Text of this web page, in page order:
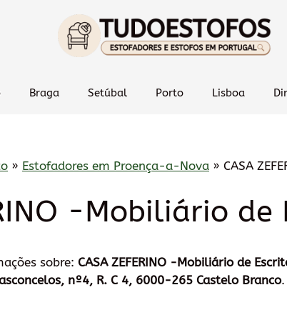
Braga Setúbal Porto Lisboa
» Estofadores em Proença-a-Nova » CASA
-Mobiliário
sobre: CASA ZEFERINO -Mobiliário de
nº4, R. C 4, 6000-265 Castelo Branco